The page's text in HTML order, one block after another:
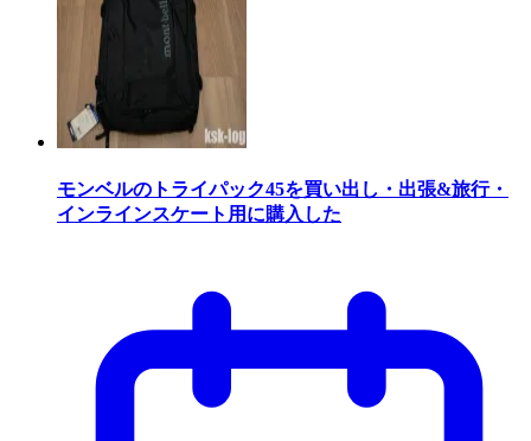
モンベルのトライパック45を買い出し・出張&旅行・
インラインスケート用に購入した